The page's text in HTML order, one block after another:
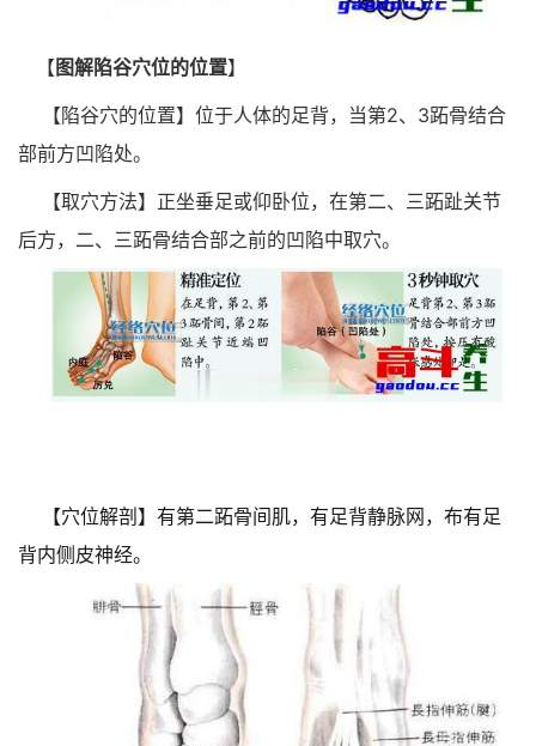
【图解陷谷穴位的位置】
【陷谷穴的位置】位于人体的足背，当第2、3跖骨结合
部前方凹陷处。
【取穴方法】正坐垂足或仰卧位，在第二、三跖趾关节
后方，二、三跖骨结合部之前的凹陷中取穴。
【穴位解剖】有第二跖骨间肌，有足背静脉网，布有足
背内侧皮神经。